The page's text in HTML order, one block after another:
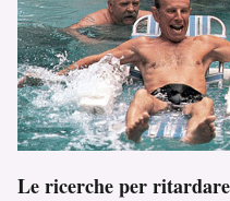
Le ricerche per